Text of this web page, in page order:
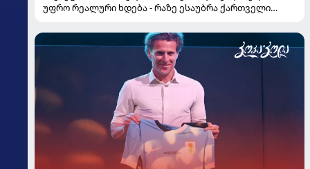
უფრო რეალური ხდება - რაზე ესაუბრა ქართველი